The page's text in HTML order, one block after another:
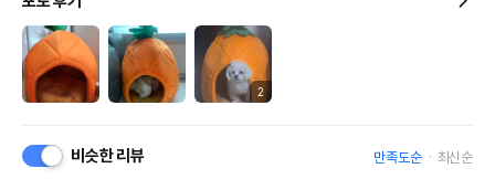
2
비슷한 리뷰 만족도순 최신순